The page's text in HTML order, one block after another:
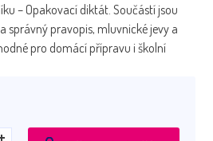
– Opakovací diktát. Součástí jsou
správný pravopis, mluvnické jevy a
pro domácí přípravu i školní